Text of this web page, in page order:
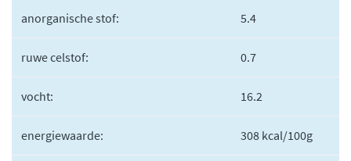
anorganische stof: 5.4
ruwe celstof: 0.7
vocht: 16.2
energiewaarde: 308 kcal/100g